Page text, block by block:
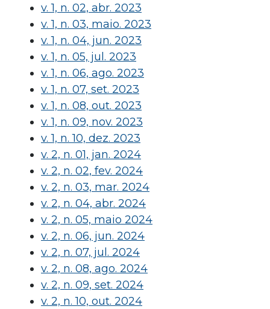
v. 1, n. 02, abr. 2023
v. 1, n. 03, maio. 2023
v. 1, n. 04, jun. 2023
v. 1, n. 05, jul. 2023
v. 1, n. 06, ago. 2023
v. 1, n. 07, set. 2023
v. 1, n. 08, out. 2023
v. 1, n. 09, nov. 2023
v. 1, n. 10, dez. 2023
v. 2, n. 01, jan. 2024
v. 2, n. 02, fev. 2024
v. 2, n. 03, mar. 2024
v. 2, n. 04, abr. 2024
v. 2, n. 05, maio 2024
v. 2, n. 06, jun. 2024
v. 2, n. 07, jul. 2024
v. 2, n. 08, ago. 2024
v. 2, n. 09, set. 2024
v. 2, n. 10, out. 2024